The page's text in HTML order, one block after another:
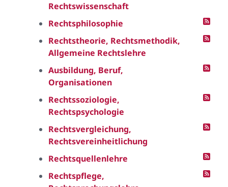
Rechtswissenschaft
Rechtsphilosophie
Rechtstheorie, Rechtsmethodik,
Allgemeine Rechtslehre
Ausbildung, Beruf,
Organisationen
Rechtssoziologie,
Rechtspsychologie
Rechtsvergleichung,
Rechtsvereinheitlichung
Rechtsquellenlehre
Rechtspflege,